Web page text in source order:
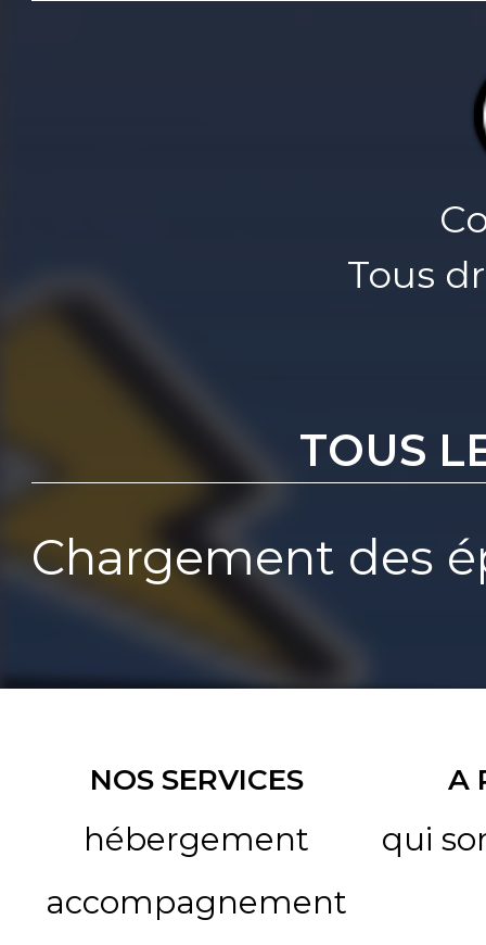
Tous
TOUS
Chargement des
NOS SERVICES
hébergement
accompagnement
A
qui